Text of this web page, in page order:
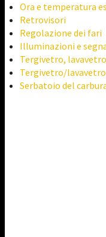
Ora e temperatura
Retrovisori
Regolazione dei fari
Illuminazioni e
Tergivetro,
Tergivetro/
Serbatoio del